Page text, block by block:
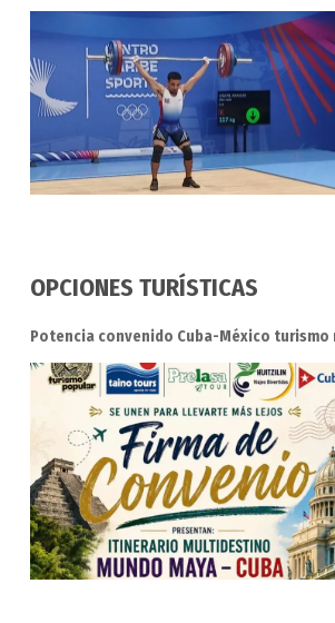
OPCIONES TURÍSTICAS
Potencia convenido Cuba-México